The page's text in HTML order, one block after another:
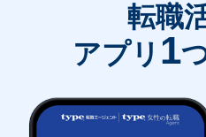
転職
アプリ 1